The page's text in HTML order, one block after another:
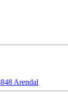
Arendal